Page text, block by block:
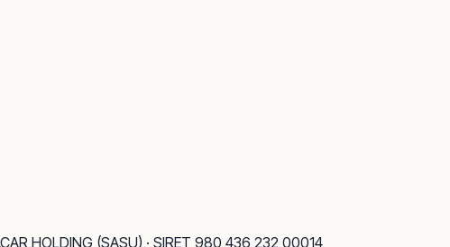
HOLDING (SASU) · SIRET 980 436 232 00014